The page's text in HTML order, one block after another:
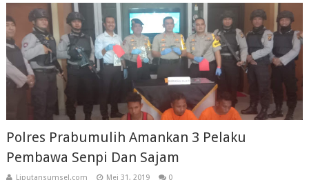
Polres Prabumulih Amankan 3 Pelaku
Pembawa Senpi Dan Sajam
Liputansumsel.com Mei 31, 2019 0